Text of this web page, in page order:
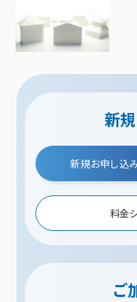
新
新規お申し込
料金
ご